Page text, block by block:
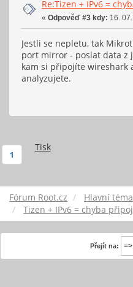
Re:Tizen + IPv6 =
« Odpověď #3 kdy: 16.
Jestli se nepletu, tak
port mirror - poslat data z
kam si připojíte wireshark
analyzujete.
Tisk
1
Fórum Root.cz Hlavní
Tizen + IPv6 = chyba
Přejít na: